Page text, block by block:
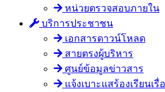
หน่วยตรวจสอบภายใน
บริการประชาชน
เอกสารดาวน์โหลด
สายตรงผู้บริหาร
ศูนย์ข้อมูลข่าวสาร
แจ้งเบาะแสร้องเรียนเรื่